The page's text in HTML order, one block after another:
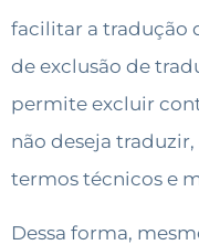
facilitar a tradução
de exclusão de
permite excluir
não deseja
termos técnicos e
Dessa forma,